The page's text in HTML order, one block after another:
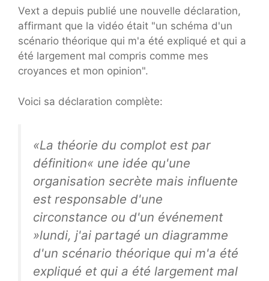
Vext a depuis publié une nouvelle déclaration,
affirmant que la vidéo était "un schéma d'un
scénario théorique qui m'a été expliqué et qui a
été largement mal compris comme mes
croyances et mon opinion".
Voici sa déclaration complète:
«La théorie du complot est par
définition« une idée qu'une
organisation secrète mais influente
est responsable d'une
circonstance ou d'un événement
»lundi, j'ai partagé un diagramme
d'un scénario théorique qui m'a été
expliqué et qui a été largement mal